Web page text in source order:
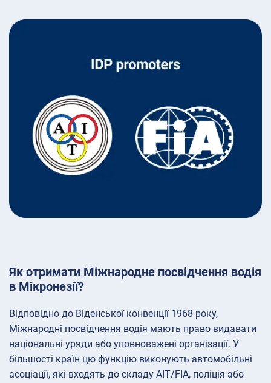
Як отримати Міжнародне посвідчення водія
в Мікронезії?
Відповідно до Віденської конвенції 1968 року,
Міжнародні посвідчення водія мають право видавати
національні уряди або уповноважені організації. У
більшості країн цю функцію виконують автомобільні
асоціації, які входять до складу AIT/FIA, поліція або